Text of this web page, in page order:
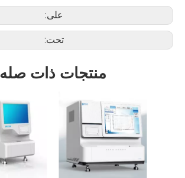
على:
تحت:
منتجات ذات صله